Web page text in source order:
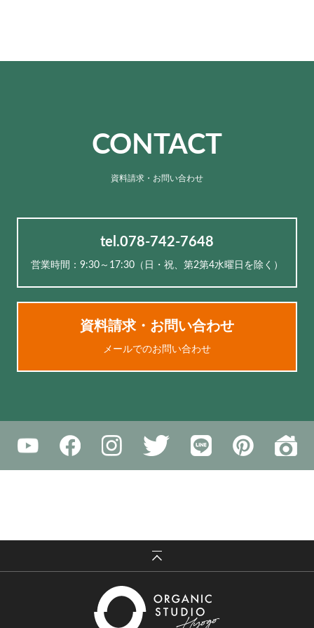
CONTACT
資料請求・お問い合わせ
tel.078-742-7648
営業時間：9:30～17:30（⽇・祝、第2第4水曜日を除く）
資料請求・お問い合わせ
メールでのお問い合わせ